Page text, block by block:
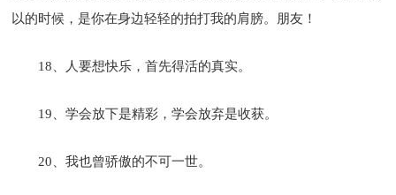
以的时候，是你在身边轻轻的拍打我的肩膀。朋友！
18、人要想快乐，首先得活的真实。
19、学会放下是精彩，学会放弃是收获。
20、我也曾骄傲的不可一世。